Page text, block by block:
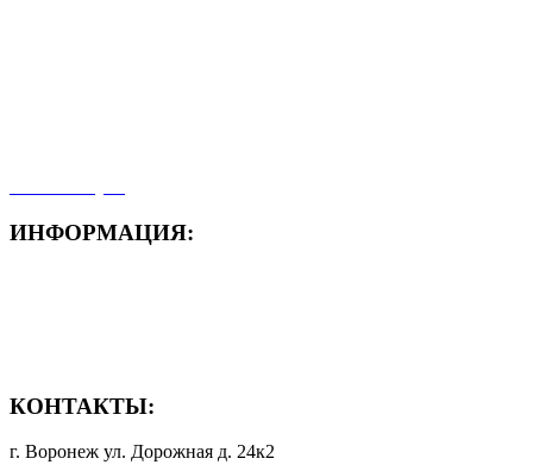
ИНФОРМАЦИЯ:
КОНТАКТЫ:
г. Воронеж ул. Дорожная д. 24к2